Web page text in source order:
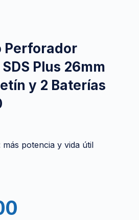
Perforador
Plus 26mm
y 2 Baterías
potencia y vida útil